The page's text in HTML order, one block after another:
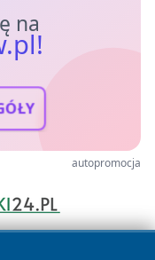
na
autopromocja